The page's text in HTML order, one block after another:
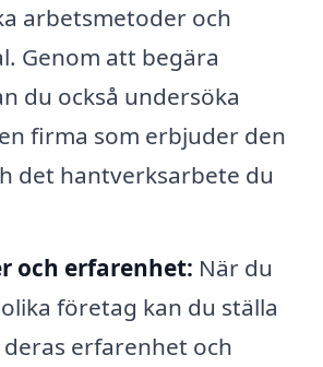
arbetsmetoder och
Genom att begära
du också undersöka
firma som erbjuder den
det hantverksarbete du
och erfarenhet: När du
företag kan du ställa
erfarenhet och